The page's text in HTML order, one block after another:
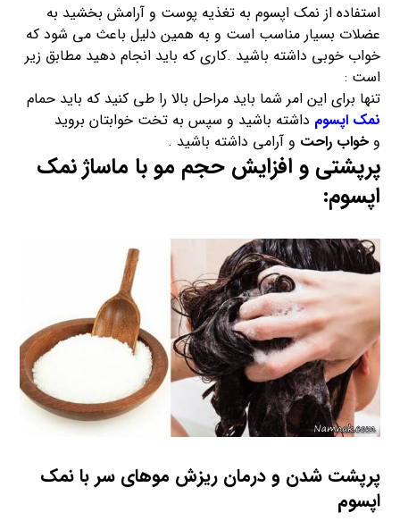
استفاده از نمک اپسوم به تغذیه پوست و آرامش بخشید به
عضلات بسیار مناسب است و به همین دلیل باعث می شود که
خواب خوبی داشته باشید .کاری که باید انجام دهید مطابق زیر
است :
تنها برای این امر شما باید مراحل بالا را طی کنید که باید حمام
نمک اپسوم داشته باشید و سپس به تخت خوابتان بروید
وخواب راحت و آرامی داشته باشید .
پرپشتی و افزایش حجم مو با ماساژنمک
اپسوم:
پرپشت شدن ودرمان ریزش موهای سر با نمک
اپسوم